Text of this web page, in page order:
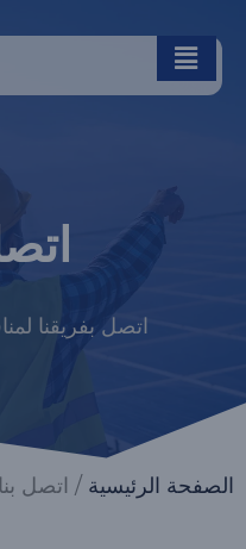
اتصل بفريقنا
الصفحة الرئيسية / اتصل بنا